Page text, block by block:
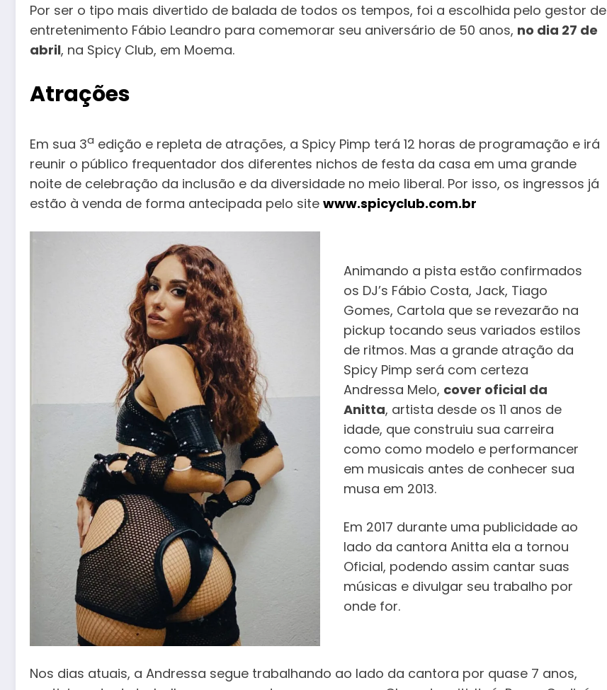
Por ser o tipo mais divertido de balada de todos os tempos, foi a escolhida pelo gestor de
entretenimento Fábio Leandro para comemorar seu aniversário de 50 anos, no dia 27 de
abril, na Spicy Club, em Moema.
Atrações
Em sua 3a edição e repleta de atrações, a Spicy Pimp terá 12 horas de programação e irá
reunir o público frequentador dos diferentes nichos de festa da casa em uma grande
noite de celebração da inclusão e da diversidade no meio liberal. Por isso, os ingressos já
estão à venda de forma antecipada pelo site www.spicyclub.com.br
Animando a pista estão confirmados
os DJ’s Fábio Costa, Jack, Tiago
Gomes, Cartola que se revezarão na
pickup tocando seus variados estilos
de ritmos. Mas a grande atração da
Spicy Pimp será com certeza
Andressa Melo, cover oficial da
Anitta, artista desde os 11 anos de
idade, que construiu sua carreira
como como modelo e performancer
em musicais antes de conhecer sua
musa em 2013.
Em 2017 durante uma publicidade ao
lado da cantora Anitta ela a tornou
Oficial, podendo assim cantar suas
músicas e divulgar seu trabalho por
onde for.
Nos dias atuais, a Andressa segue trabalhando ao lado da cantora por quase 7 anos,